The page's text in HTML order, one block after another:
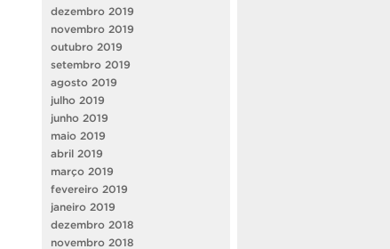
dezembro 2019
novembro 2019
outubro 2019
setembro 2019
agosto 2019
julho 2019
junho 2019
maio 2019
abril 2019
março 2019
fevereiro 2019
janeiro 2019
dezembro 2018
novembro 2018